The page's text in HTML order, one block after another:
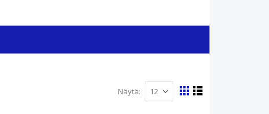
Näytä
View
Ruudukko
Luettelo